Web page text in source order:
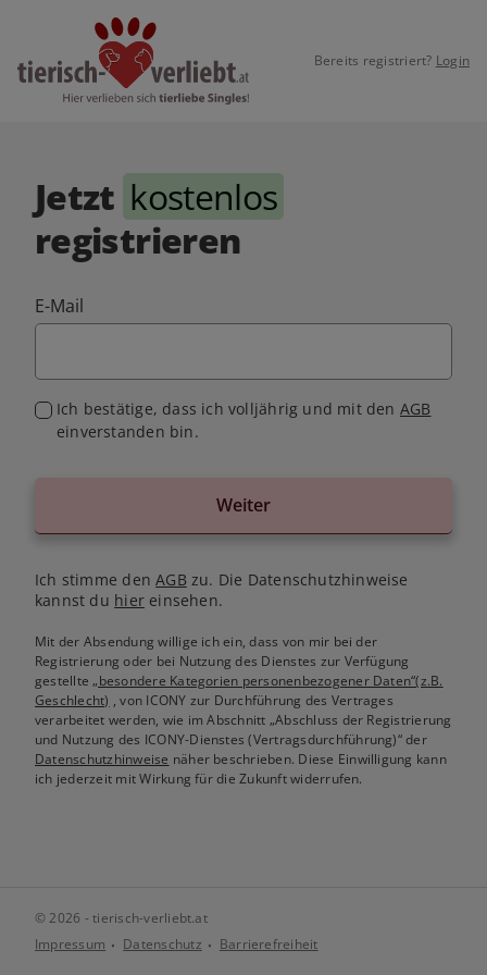
Bereits registriert? Login
Jetzt kostenlos
registrieren
E-Mail
Ich bestätige, dass ich volljährig und mit den AGB
einverstanden bin.
Weiter
Ich stimme denAGB zu. Die Datenschutzhinweise
kannst du hiereinsehen.
Mit der Absendung willige ich ein, dass von mir bei der
Registrierung oder bei Nutzung des Dienstes zur Verfügung
gestellte„besondere Kategorien personenbezogener Daten“(z.B.
Geschlecht) , von ICONY zur Durchführung des Vertrages
verarbeitet werden, wie im Abschnitt „Abschluss der Registrierung
und Nutzung des ICONY-Dienstes (Vertragsdurchführung)“ der
Datenschutzhinweise näher beschrieben. Diese Einwilligung kann
ich jederzeit mit Wirkung für die Zukunft widerrufen.
© 2026 - tierisch-verliebt.at
Impressum
Datenschutz Barrierefreiheit